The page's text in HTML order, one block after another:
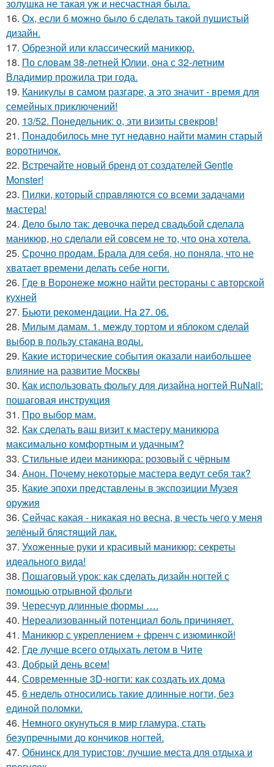
золушка не такая уж и несчастная была.
16. Ох, если б можно было б сделать такой пушистый
дизайн.
17. Обрезной или классический маникюр.
18. По словам 38-летней Юлии, она с 32-летним
Владимир прожила три года.
19. Каникулы в самом разгаре, а это значит - время для
семейных приключений!
20. 13/52. Понедельник: о, эти визиты свекров!
21. Понадобилось мне тут недавно найти мамин старый
воротничок.
22. Встречайте новый бренд от создателей Gentle
Monster!
23. Пилки, который справляются со всеми задачами
мастера!
24. Дело было так: девочка перед свадьбой сделала
маникюр, но сделали ей совсем не то, что она хотела.
25. Срочно продам. Брала для себя, но поняла, что не
хватает времени делать себе ногти.
26. Где в Воронеже можно найти рестораны с авторской
кухней
27. Бьюти рекомендации. На 27. 06.
28. Милым дамам. 1. между тортом и яблоком сделай
выбор в пользу стакана воды.
29. Какие исторические события оказали наибольшее
влияние на развитие Москвы
30. Как использовать фольгу для дизайна ногтей RuNail:
пошаговая инструкция
31. Про выбор мам.
32. Как сделать ваш визит к мастеру маникюра
максимально комфортным и удачным?
33. Стильные идеи маникюра: розовый с чёрным
34. Анон. Почему некоторые мастера ведут себя так?
35. Какие эпохи представлены в экспозиции Музея
оружия
36. Сейчас какая - никакая но весна, в честь чего у меня
зелёный блястящий лак.
37. Ухоженные руки и красивый маникюр: секреты
идеального вида!
38. Пошаговый урок: как сделать дизайн ногтей с
помощью отрывной фольги
39. Чересчур длинные формы ….
40. Нереализованный потенциал боль причиняет.
41. Маникюр с укреплением + френч с изюминкой!
42. Где лучше всего отдыхать летом в Чите
43. Добрый день всем!
44. Современные 3D-ногти: как создать их дома
45. 6 недель относились такие длинные ногти, без
единой поломки.
46. Немного окунуться в мир гламура, стать
безупречными до кончиков ногтей.
47. Обнинск для туристов: лучшие места для отдыха и